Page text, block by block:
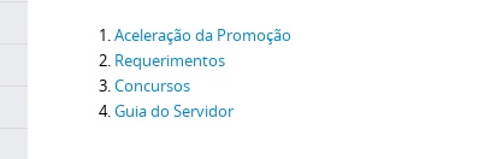
Aceleração da Promoção
Requerimentos
Concursos
Guia do Servidor